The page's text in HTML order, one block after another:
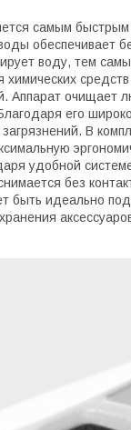
самым быстрым
обеспечивает
воду, тем
Аппарат очищает
его
В
удобной
без
быть идеально